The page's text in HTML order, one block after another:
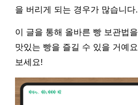
을 버리게 되는 경우가 많습니다.
이 글을 통해 올바른 빵 보관법
맛있는 빵을 즐길 수 있을 거예
보세요!